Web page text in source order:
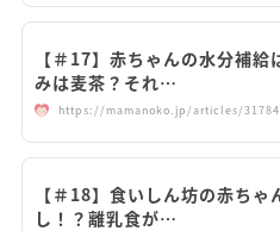
【＃17】赤ちゃんの水分補給
みは麦茶？それ…
https://mamanoko.jp/articles/31784
【＃18】食いしん坊の赤ちゃ
し！？離乳食が…